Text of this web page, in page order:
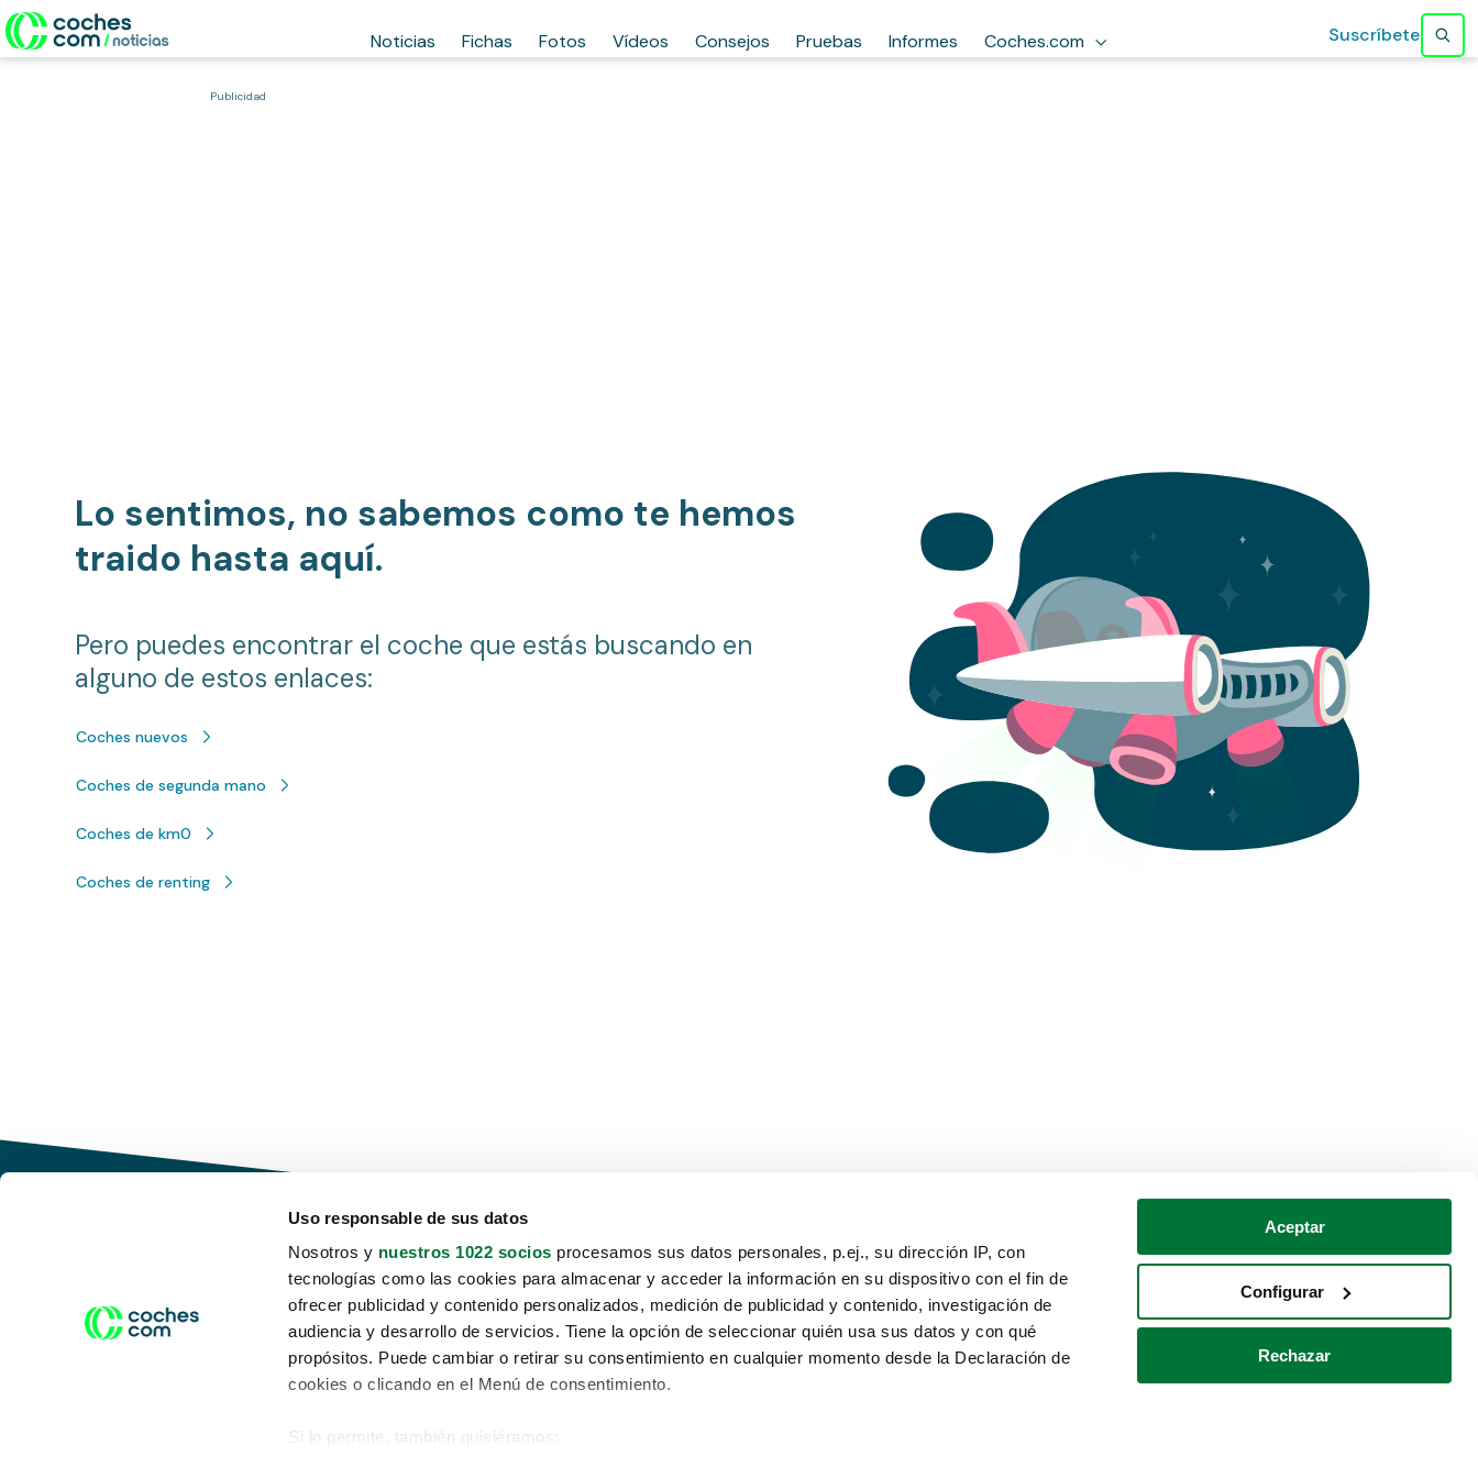
Uso responsable de sus datos
Nosotros y nuestros 1022 socios procesamos sus datos personales, p.ej., su dirección IP, con
tecnologías como las cookies para almacenar y acceder la información en su dispositivo con el fin de
ofrecer publicidad y contenido personalizados, medición de publicidad y contenido, investigación de
audiencia y desarrollo de servicios. Tiene la opción de seleccionar quién usa sus datos y con qué
propósitos. Puede cambiar o retirar su consentimiento en cualquier momento desde la Declaración de
cookies o clicando en el Menú de consentimiento.
Si lo permite, también quisiéramos:
Aceptar
Configurar
Rechazar
Noticias Fichas Fotos Vídeos Consejos Pruebas Informes Coches.com Suscríbete
Publicidad
Lo sentimos, no sabemos como te hemos
traido hasta aquí.
Pero puedes encontrar el coche que estás buscando en
alguno de estos enlaces:
Coches nuevos
Coches de segunda mano
Coches de km0
Coches de renting
Conduce tu futuro,
desata tu movilidad